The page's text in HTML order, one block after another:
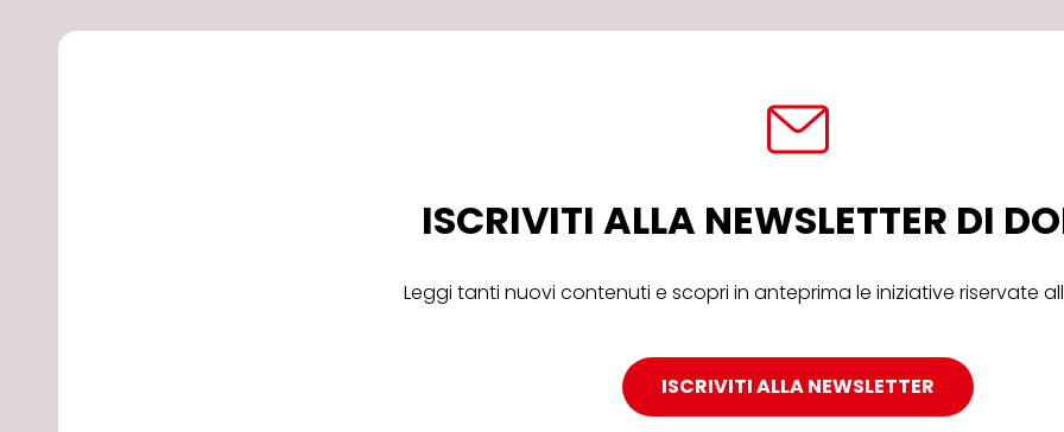
ISCRIVITI ALLA NEWSLETTER DI
Leggi tanti nuovi contenuti e scopri in anteprima le iniziative riservate
ISCRIVITI ALLA NEWSLETTER